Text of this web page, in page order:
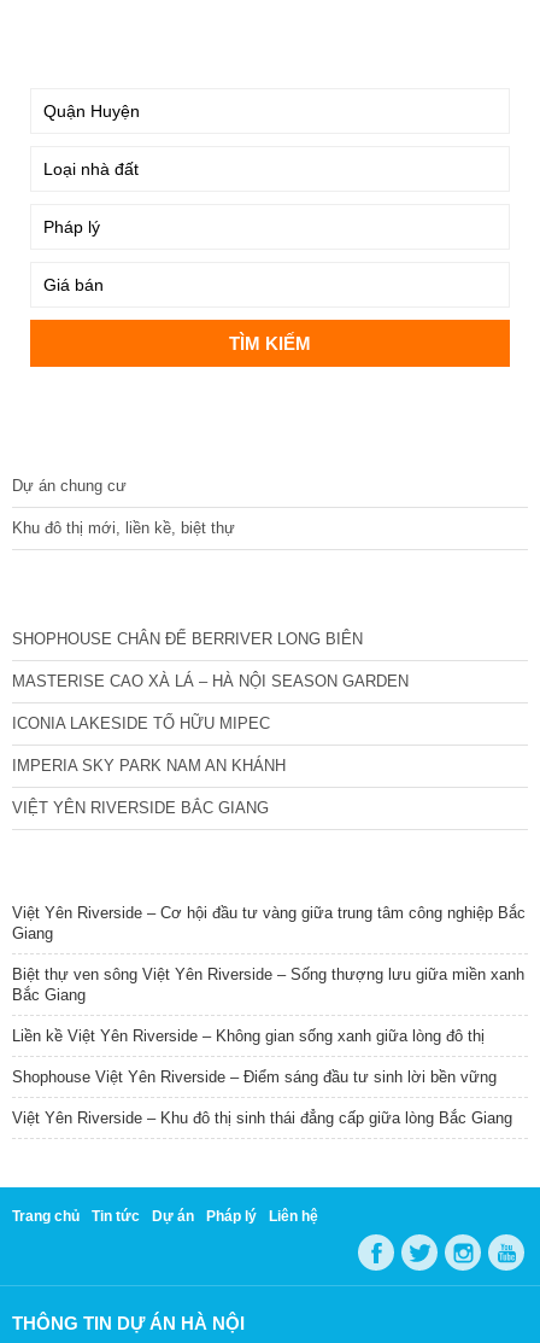
Dự án chung cư
Khu đô thị mới, liền kề, biệt thự
SHOPHOUSE CHÂN ĐẾ BERRIVER LONG BIÊN
MASTERISE CAO XÀ LÁ – HÀ NỘI SEASON GARDEN
ICONIA LAKESIDE TỐ HỮU MIPEC
IMPERIA SKY PARK NAM AN KHÁNH
VIỆT YÊN RIVERSIDE BẮC GIANG
Việt Yên Riverside – Cơ hội đầu tư vàng giữa trung tâm công nghiệp Bắc
Giang
Biệt thự ven sông Việt Yên Riverside – Sống thượng lưu giữa miền xanh
Bắc Giang
Liền kề Việt Yên Riverside – Không gian sống xanh giữa lòng đô thị
Shophouse Việt Yên Riverside – Điểm sáng đầu tư sinh lời bền vững
Việt Yên Riverside – Khu đô thị sinh thái đẳng cấp giữa lòng Bắc Giang
Trang chủ Tin tức Dự án Pháp lý Liên hệ
THÔNG TIN DỰ ÁN HÀ NỘI